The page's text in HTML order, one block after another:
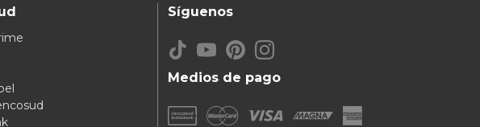
Medios de pago
Síguenos